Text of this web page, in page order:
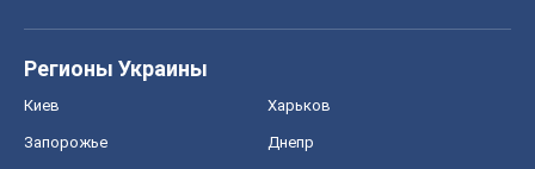
Регионы Украины
Киев Харьков
Запорожье Днепр